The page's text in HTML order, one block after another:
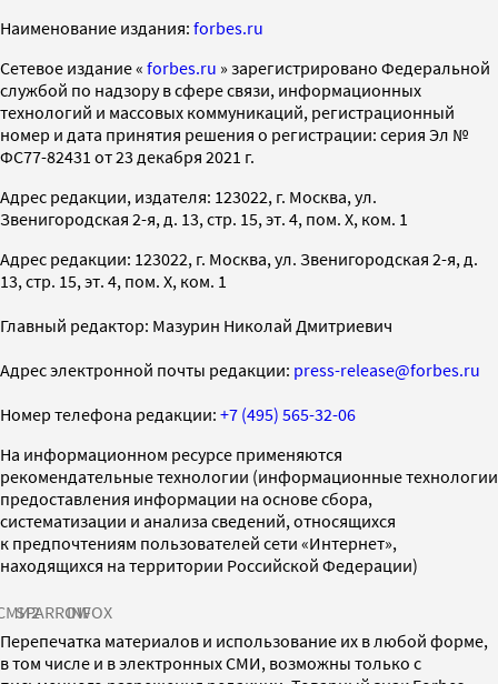
Наименование издания: forbes.ru
Cетевое издание « forbes.ru » зарегистрировано Федеральной
службой по надзору в сфере связи, информационных
технологий и массовых коммуникаций, регистрационный
номер и дата принятия решения о регистрации: серия Эл №
ФС77-82431 от 23 декабря 2021 г.
Адрес редакции, издателя: 123022, г. Москва, ул.
Звенигородская 2-я, д. 13, стр. 15, эт. 4, пом. X, ком. 1
Адрес редакции: 123022, г. Москва, ул. Звенигородская 2-я, д.
13, стр. 15, эт. 4, пом. X, ком. 1
Главный редактор: Мазурин Николай Дмитриевич
Адрес электронной почты редакции: press-release@forbes.ru
Номер телефона редакции: +7 (495) 565-32-06
На информационном ресурсе применяются
рекомендательные технологии (информационные технологии
предоставления информации на основе сбора,
систематизации и анализа сведений, относящихся
к предпочтениям пользователей сети «Интернет»,
находящихся на территории Российской Федерации)
SPARROWINFOX
Перепечатка материалов и использование их в любой форме,
в том числе и в электронных СМИ, возможны только с